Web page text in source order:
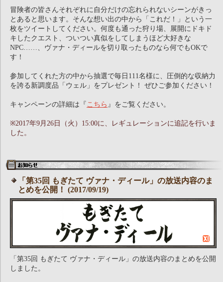
冒険者の皆さんそれぞれに自分だけの忘れられないシーンがきっ
とあると思います。そんな想い出の中から「これだ！」という一
枚をツイートしてください。何度も通った狩り場、展開にドキド
キしたクエスト、ついつい真似をしてしまうほど大好きな
NPC……、ヴァナ・ディールを切り取ったものなら何でもOKで
す！
参加してくれた方の中から抽選で毎日111名様に、圧倒的な収納力
を誇る新調度品「ウェル」をプレゼント！ ぜひご参加ください！
キャンペーンの詳細は『 こちら 』をご覧ください。
※2017年9月26日（火）15:00に、レギュレーションに追記を行いま
した。
「第35回 もぎたて ヴァナ・ディール」の放送内容のま
とめを公開！ (2017/09/19)
「第35回 もぎたて ヴァナ・ディール」の放送内容のまとめを公開
しました。